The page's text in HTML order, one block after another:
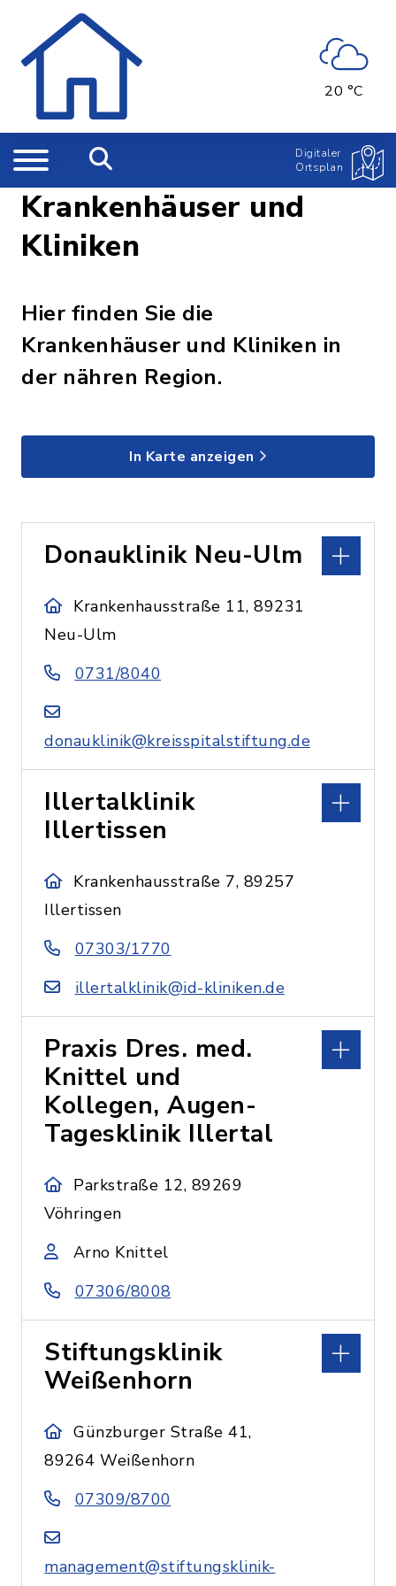
20 °C
Digitaler
Ortsplan
Krankenhäuser und
Kliniken
Hier finden Sie die
Krankenhäuser und Kliniken in
der nähren Region.
In Karte anzeigen
Donauklinik Neu-Ulm
Krankenhausstraße 11, 89231
Neu-Ulm
0731/8040
donauklinik@kreisspitalstiftung.de
Illertalklinik
Illertissen
Krankenhausstraße 7, 89257
Illertissen
07303/1770
illertalklinik@id-kliniken.de
Praxis Dres. med.
Knittel und
Kollegen, Augen-
Tagesklinik Illertal
Parkstraße 12, 89269
Vöhringen
Arno Knittel
07306/8008
Stiftungsklinik
Weißenhorn
Günzburger Straße 41,
89264 Weißenhorn
07309/8700
management@stiftungsklinik-